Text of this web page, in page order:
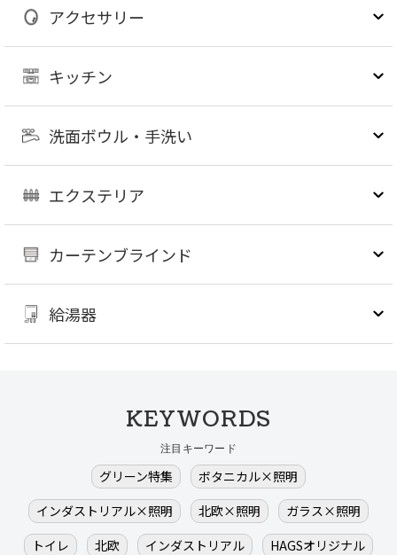
アクセサリー
キッチン
洗面ボウル・手洗い
エクステリア
カーテンブラインド
給湯器
KEYWORDS
注目キーワード
グリーン特集
ボタニカル×照明
インダストリアル×照明
北欧×照明
ガラス×照明
トイレ
北欧 インダストリアル
HAGSオリジナル